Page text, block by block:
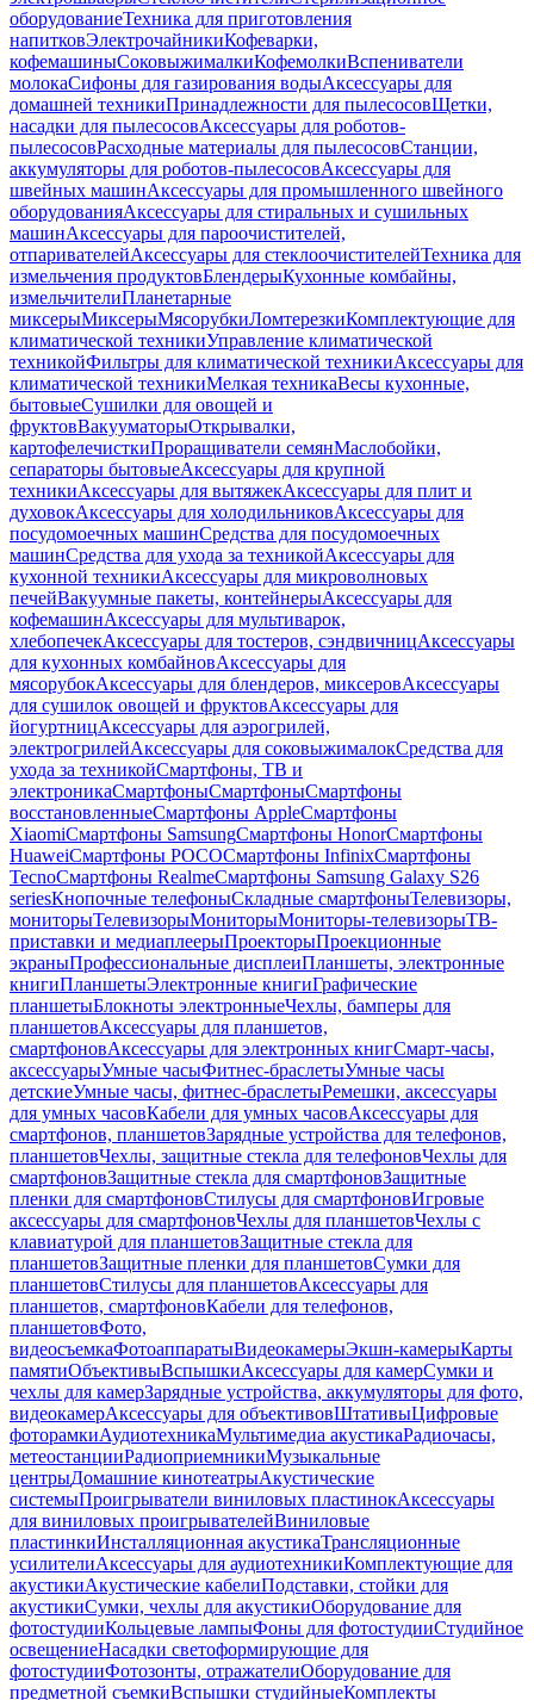
оборудованиеТехника для приготовления
напитковЭлектрочайникиКофеварки,
кофемашиныСоковыжималкиКофемолкиВспениватели
молокаСифоны для газирования водыАксессуары для
домашней техникиПринадлежности для пылесосовЩетки,
насадки для пылесосовАксессуары для роботов-
пылесосовРасходные материалы для пылесосовСтанции,
аккумуляторы для роботов-пылесосовАксессуары для
швейных машинАксессуары для промышленного швейного
оборудованияАксессуары для стиральных и сушильных
машинАксессуары для пароочистителей,
отпаривателейАксессуары для стеклоочистителейТехника для
измельчения продуктовБлендерыКухонные комбайны,
измельчителиПланетарные
миксерыМиксерыМясорубкиЛомтерезкиКомплектующие для
климатической техникиУправление климатической
техникойФильтры для климатической техникиАксессуары для
климатической техникиМелкая техникаВесы кухонные,
бытовыеСушилки для овощей и
фруктовВакууматорыОткрывалки,
картофелечисткиПроращиватели семянМаслобойки,
сепараторы бытовыеАксессуары для крупной
техникиАксессуары для вытяжекАксессуары для плит и
духовокАксессуары для холодильниковАксессуары для
посудомоечных машинСредства для посудомоечных
машинСредства для ухода за техникойАксессуары для
кухонной техникиАксессуары для микроволновых
печейВакуумные пакеты, контейнерыАксессуары для
кофемашинАксессуары для мультиварок,
хлебопечекАксессуары для тостеров, сэндвичницАксессуары
для кухонных комбайновАксессуары для
мясорубокАксессуары для блендеров, миксеровАксессуары
для сушилок овощей и фруктовАксессуары для
йогуртницАксессуары для аэрогрилей,
электрогрилейАксессуары для соковыжималокСредства для
ухода за техникойСмартфоны, ТВ и
электроникаСмартфоныСмартфоныСмартфоны
восстановленныеСмартфоны AppleСмартфоны
XiaomiСмартфоны SamsungСмартфоны HonorСмартфоны
HuaweiСмартфоны POCOСмартфоны InfinixСмартфоны
TecnoСмартфоны RealmeСмартфоны Samsung Galaxy S26
seriesКнопочные телефоныСкладные смартфоныТелевизоры,
мониторыТелевизорыМониторыМониторы-телевизорыТВ-
приставки и медиаплеерыПроекторыПроекционные
экраныПрофессиональные дисплеиПланшеты, электронные
книгиПланшетыЭлектронные книгиГрафические
планшетыБлокноты электронныеЧехлы, бамперы для
планшетовАксессуары для планшетов,
смартфоновАксессуары для электронных книгСмарт-часы,
аксессуарыУмные часыФитнес-браслетыУмные часы
детскиеУмные часы, фитнес-браслетыРемешки, аксессуары
для умных часовКабели для умных часовАксессуары для
смартфонов, планшетовЗарядные устройства для телефонов,
планшетовЧехлы, защитные стекла для телефоновЧехлы для
смартфоновЗащитные стекла для смартфоновЗащитные
пленки для смартфоновСтилусы для смартфоновИгровые
аксессуары для смартфоновЧехлы для планшетовЧехлы с
клавиатурой для планшетовЗащитные стекла для
планшетовЗащитные пленки для планшетовСумки для
планшетовСтилусы для планшетовАксессуары для
планшетов, смартфоновКабели для телефонов,
планшетовФото,
видеосъемкаФотоаппаратыВидеокамерыЭкшн-камерыКарты
памятиОбъективыВспышкиАксессуары для камерСумки и
чехлы для камерЗарядные устройства, аккумуляторы для фото,
видеокамерАксессуары для объективовШтативыЦифровые
фоторамкиАудиотехникаМультимедиа акустикаРадиочасы,
метеостанцииРадиоприемникиМузыкальные
центрыДомашние кинотеатрыАкустические
системыПроигрыватели виниловых пластинокАксессуары
для виниловых проигрывателейВиниловые
пластинкиИнсталляционная акустикаТрансляционные
усилителиАксессуары для аудиотехникиКомплектующие для
акустикиАкустические кабелиПодставки, стойки для
акустикиСумки, чехлы для акустикиОборудование для
фотостудииКольцевые лампыФоны для фотостудииСтудийное
освещениеНасадки светоформирующие для
фотостудииФотозонты, отражателиОборудование для
предметной съемкиВспышки студийныеКомплекты